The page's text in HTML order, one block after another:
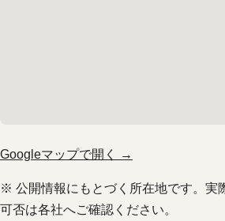
Googleマップで開く →
※ 公開情報にもとづく所在地です。実
可否は各社へご確認ください。